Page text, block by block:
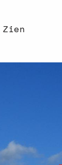
Zien